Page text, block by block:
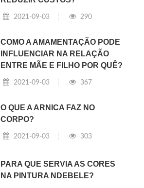
2021-09-03 290
COMO A AMAMENTAÇÃO PODE
INFLUENCIAR NA RELAÇÃO
ENTRE MÃE E FILHO POR QUÊ?
2021-09-03 367
O QUE A ARNICA FAZ NO
CORPO?
2021-09-03 303
PARA QUE SERVIA AS CORES
NA PINTURA NDEBELE?